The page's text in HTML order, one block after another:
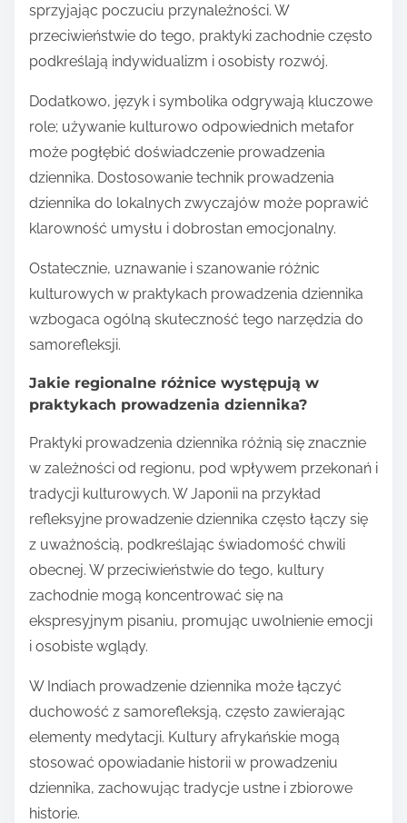
sprzyjając poczuciu przynależności. W
przeciwieństwie do tego, praktyki zachodnie często
podkreślają indywidualizm i osobisty rozwój.
Dodatkowo, język i symbolika odgrywają kluczowe
role; używanie kulturowo odpowiednich metafor
może pogłębić doświadczenie prowadzenia
dziennika. Dostosowanie technik prowadzenia
dziennika do lokalnych zwyczajów może poprawić
klarowność umysłu i dobrostan emocjonalny.
Ostatecznie, uznawanie i szanowanie różnic
kulturowych w praktykach prowadzenia dziennika
wzbogaca ogólną skuteczność tego narzędzia do
samorefleksji.
Jakie regionalne różnice występują w
praktykach prowadzenia dziennika?
Praktyki prowadzenia dziennika różnią się znacznie
w zależności od regionu, pod wpływem przekonań i
tradycji kulturowych. W Japonii na przykład
refleksyjne prowadzenie dziennika często łączy się
z uważnością, podkreślając świadomość chwili
obecnej. W przeciwieństwie do tego, kultury
zachodnie mogą koncentrować się na
ekspresyjnym pisaniu, promując uwolnienie emocji
i osobiste wglądy.
W Indiach prowadzenie dziennika może łączyć
duchowość z samorefleksją, często zawierając
elementy medytacji. Kultury afrykańskie mogą
stosować opowiadanie historii w prowadzeniu
dziennika, zachowując tradycje ustne i zbiorowe
historie.